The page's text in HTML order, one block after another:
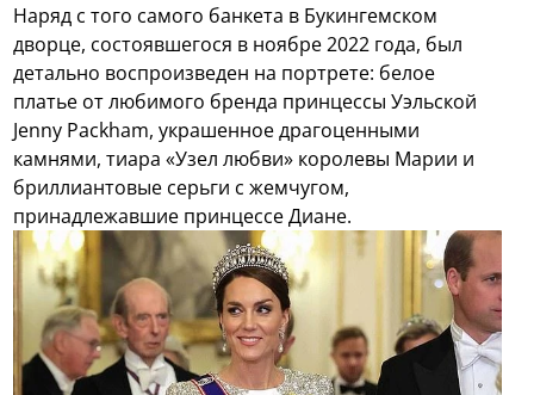
Наряд с того самого банкета в Букингемском
дворце, состоявшегося в ноябре 2022 года, был
детально воспроизведен на портрете: белое
платье от любимого бренда принцессы Уэльской
Jenny Packham, украшенное драгоценными
камнями, тиара «Узел любви» королевы Марии и
бриллиантовые серьги с жемчугом,
принадлежавшие принцессе Диане.